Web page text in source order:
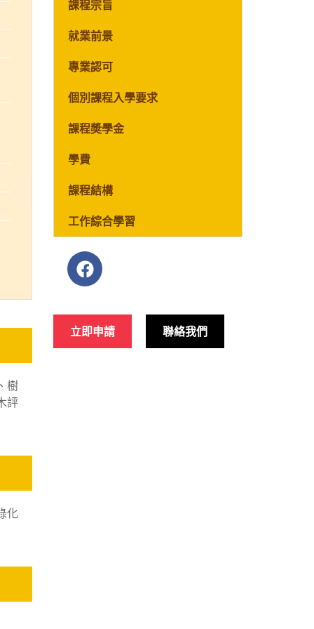
樹
評
化
課程宗旨
就業前景
專業認可
個別課程入學要求
課程奬學金
學費
課程結構
工作綜合學習
立即申請 聯絡我們